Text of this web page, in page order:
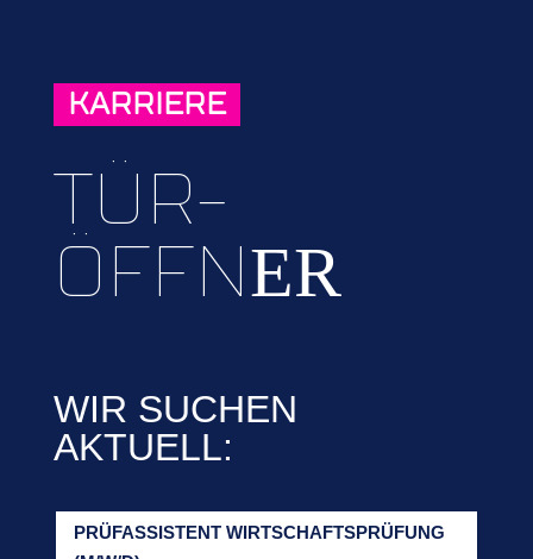
KARRIERE
TÜR-
ÖFFNER
WIR SUCHEN
AKTUELL:
PRÜFASSISTENT WIRTSCHAFTSPRÜFUNG